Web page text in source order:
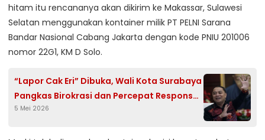
hitam itu rencananya akan dikirim ke Makassar, Sulawesi
Selatan menggunakan kontainer milik PT PELNI Sarana
Bandar Nasional Cabang Jakarta dengan kode PNIU 201006
nomor 22G1, KM D Solo.
“Lapor Cak Eri” Dibuka, Wali Kota Surabaya
Pangkas Birokrasi dan Percepat Respons
Aduan Warga
5 Mei 2026